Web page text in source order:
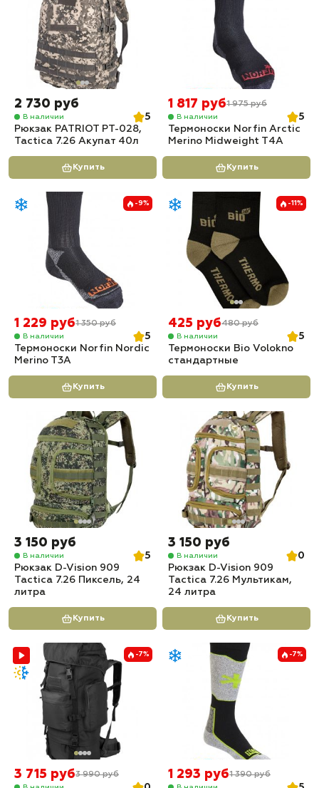
2 730 руб
В наличии
5
Рюкзак PATRIOT РТ-028,
Tactica 7.26 Акупат 40л
Купить
1 817 руб1 975 руб
В наличии
5
Термоноски Norfin Arctic
Merino Midweight T4A
Купить
-9%
1 229 руб1 350 руб
В наличии
5
Термоноски Norfin Nordic
Merino T3A
Купить
-11%
425 руб480 руб
В наличии
5
Термоноски Bio Volokno
стандартные
Купить
3 150 руб
В наличии
5
Рюкзак D-Vision 909
Tactica 7.26 Пиксель, 24
литра
Купить
3 150 руб
В наличии
0
Рюкзак D-Vision 909
Tactica 7.26 Мультикам,
24 литра
Купить
-7%
3 715 руб3 990 руб
-7%
1 293 руб1 390 руб